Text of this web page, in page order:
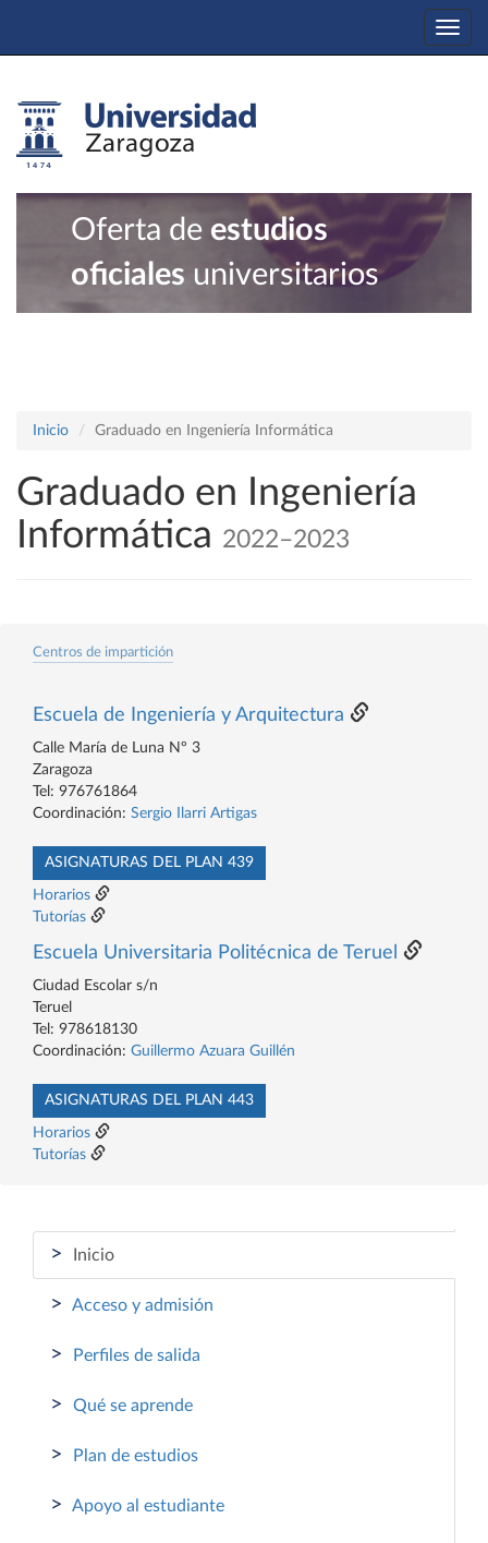
Oferta de estudios
oficiales universitarios
Inicio Graduado en Ingeniería Informática
Graduado en Ingeniería
Informática 2022–2023
Centros de impartición
Escuela de Ingeniería y Arquitectura
Calle María de Luna Nº 3
Zaragoza
Tel: 976761864
Coordinación: Sergio Ilarri Artigas
ASIGNATURAS DEL PLAN 439
Horarios
Tutorías
Escuela Universitaria Politécnica de Teruel
Ciudad Escolar s/n
Teruel
Tel: 978618130
Coordinación: Guillermo Azuara Guillén
ASIGNATURAS DEL PLAN 443
Horarios
Tutorías
> Inicio
> Acceso y admisión
> Perfiles de salida
> Qué se aprende
> Plan de estudios
> Apoyo al estudiante